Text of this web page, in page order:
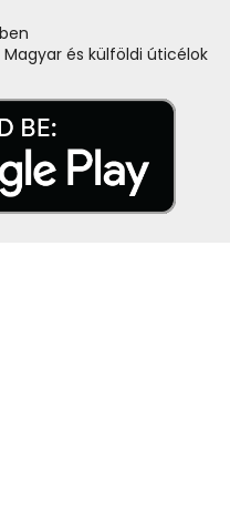
és külföldi úticélok